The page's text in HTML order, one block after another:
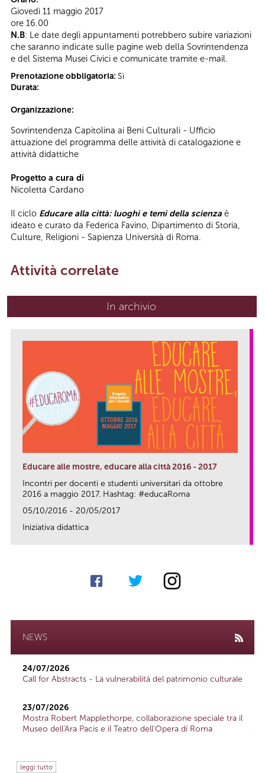
Giovedì 11 maggio 2017
ore 16.00
N.B: Le date degli appuntamenti potrebbero subire variazioni
che saranno indicate sulle pagine web della Sovrintendenza
e del Sistema Musei Civici e comunicate tramite e-mail.
Prenotazione obbligatoria: Sì
Durata:
Organizzazione:
Sovrintendenza Capitolina ai Beni Culturali - Ufficio
attuazione del programma delle attività di catalogazione e
attività didattiche
Progetto a cura di
Nicoletta Cardano
Il ciclo Educare alla città: luoghi e temi della scienza è
ideato e curato da Federica Favino, Dipartimento di Storia,
Culture, Religioni - Sapienza Università di Roma.
Attività correlate
In archivio
Educare alle mostre, educare alla città 2016 - 2017
Incontri per docenti e studenti universitari da ottobre
2016 a maggio 2017. Hashtag: #educaRoma
05/10/2016 - 20/05/2017
Iniziativa didattica
NEWS
24/07/2026
Call for Abstracts - La vulnerabilità del patrimonio culturale
23/07/2026
Mostra Robert Mapplethorpe, collaborazione speciale tra il
Museo dell'Ara Pacis e il Teatro dell'Opera di Roma
leggi tutto